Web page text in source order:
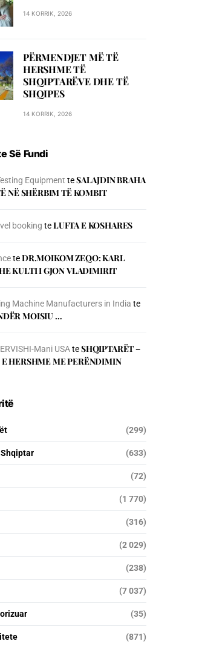
14 KORRIK, 2026
PËRMENDJET MË TË
HERSHME TË
SHQIPTARËVE DHE TË
SHQIPES
14 KORRIK, 2026
Së Fundi
Equipment teSALAJDIN BRAHA
NЁ SHЁRBIM TЁ KOMBIT
booking teLUFTA E KOSHARES
teDR.MOIKOM ZEQO: KARL
KULTI I GJON VLADIMIRIT
Machine Manufacturers in India te
MOISIU …
Mani USAteSHQIPTARËT –
HERSHME ME PERËNDIMIN
(299)
(633)
(72)
(1 770)
(316)
(2 029)
(238)
(7 037)
(35)
(871)